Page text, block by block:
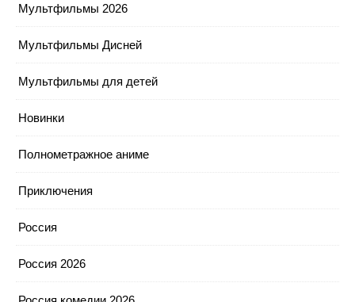
Мультфильмы 2026
Мультфильмы Дисней
Мультфильмы для детей
Новинки
Полнометражное аниме
Приключения
Россия
Россия 2026